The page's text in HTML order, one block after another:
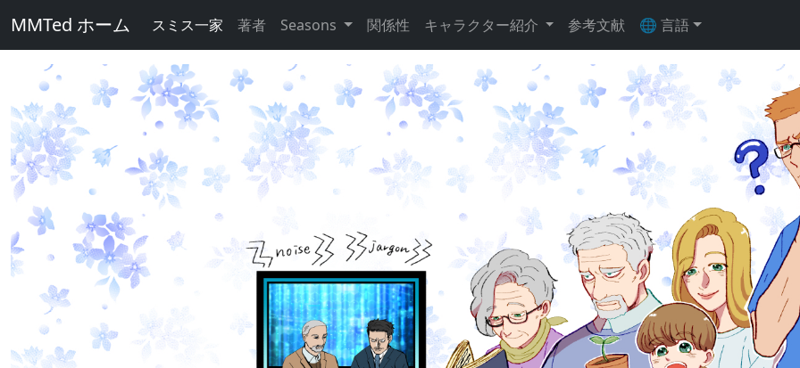
MMTed ホーム スミス一家 著者 Seasons 関係性 キャラクター紹介 参考文献 🌐 言語